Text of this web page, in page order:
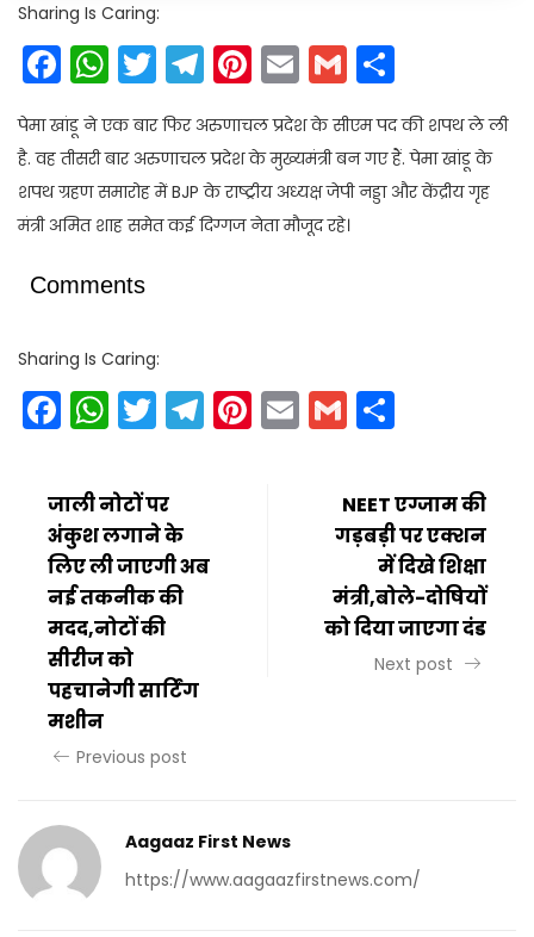
Sharing Is Caring:
Facebook
WhatsApp
Twitter
Telegram
Pinterest
EmailGmail
पेमा खांडू ने एक बार फिर अरुणाचल प्रदेश के सीएम पद की शपथ ले ली
है. वह तीसरी बार अरुणाचल प्रदेश के मुख्यमंत्री बन गए हैं. पेमा खांडू के
शपथ ग्रहण समारोह में BJP के राष्ट्रीय अध्यक्ष जेपी नड्डा और केंद्रीय गृह
मंत्री अमित शाह समेत कई दिग्गज नेता मौजूद रहे।
Comments
Sharing Is Caring:
Facebook
WhatsApp
Twitter
Telegram
Pinterest
EmailGmail
जाली नोटों पर
अंकुश लगाने के
लिए ली जाएगी अब
नई तकनीक की
मदद,नोटों की
सीरीज को
पहचानेगी सार्टिंग
मशीन
Previous post
NEET एग्जाम की
गड़बड़ी पर एक्शन
में दिखे शिक्षा
मंत्री,बोले-दोषियों
को दिया जाएगा दंड
Next post
Aagaaz First News
https://www.aagaazfirstnews.com/